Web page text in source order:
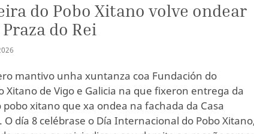
do Pobo Xitano volve ondear
do Rei
mantivo unha xuntanza coa Fundación do
Xitano de Vigo e Galicia na que fixeron entrega da
xitano que xa ondea na fachada da Casa
O día 8 celébrase o Día Internacional do Pobo